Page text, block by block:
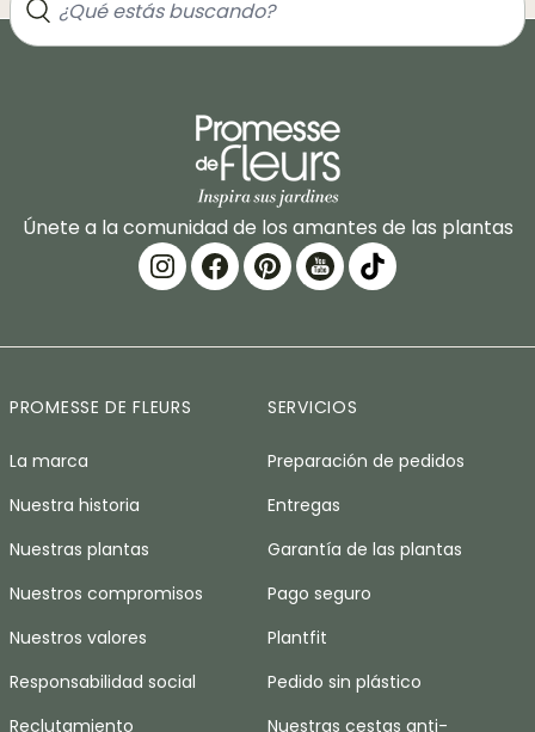
Únete a la comunidad de los amantes de las plantas
PROMESSE DE FLEURS
La marca
Nuestra historia
Nuestras plantas
Nuestros compromisos
Nuestros valores
Responsabilidad social
Reclutamiento
SERVICIOS
Preparación de pedidos
Entregas
Garantía de las plantas
Pago seguro
Plantfit
Pedido sin plástico
Nuestras cestas anti-